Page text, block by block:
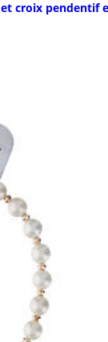
croix pendentif